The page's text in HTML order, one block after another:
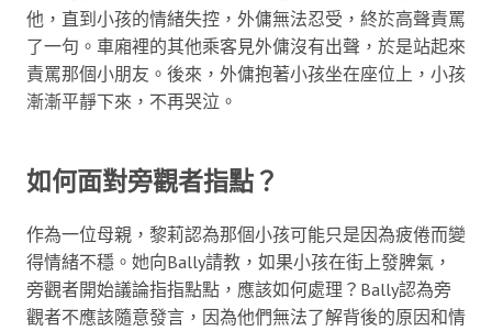
他，直到小孩的情緒失控，外傭無法忍受，終於高聲責罵
了一句。車廂裡的其他乘客見外傭沒有出聲，於是站起來
責罵那個小朋友。後來，外傭抱著小孩坐在座位上，小孩
漸漸平靜下來，不再哭泣。
如何面對旁觀者指點？
作為一位母親，黎莉認為那個小孩可能只是因為疲倦而變
得情緒不穩。她向Bally請教，如果小孩在街上發脾氣，
旁觀者開始議論指指點點，應該如何處理？Bally認為旁
觀者不應該隨意發言，因為他們無法了解背後的原因和情